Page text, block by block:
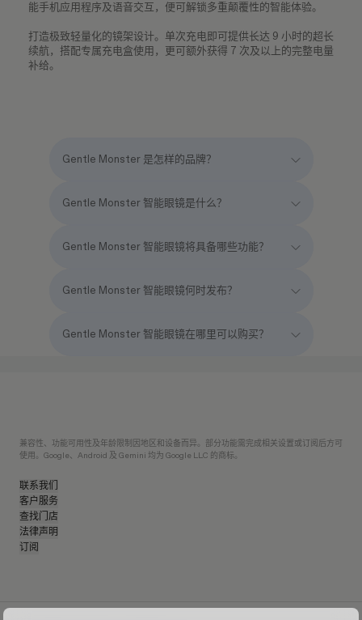
能手机应用程序及语音交互，便可解锁多重颠覆性的智能体验。
打造极致轻量化的镜架设计。单次充电即可提供长达 9 小时的超长
续航，搭配专属充电盒使用，更可额外获得 7 次及以上的完整电量
补给。
Gentle Monster 是怎样的品牌？
Gentle Monster 智能眼镜是什么？
Gentle Monster 智能眼镜将具备哪些功能？
Gentle Monster 智能眼镜何时发布？
Gentle Monster 智能眼镜在哪里可以购买？
兼容性、功能可用性及年龄限制因地区和设备而异。部分功能需完成相关设置或订阅后方可
使用。Google、Android 及 Gemini 均为 Google LLC 的商标。
联系我们
客户服务
查找门店
法律声明
订阅